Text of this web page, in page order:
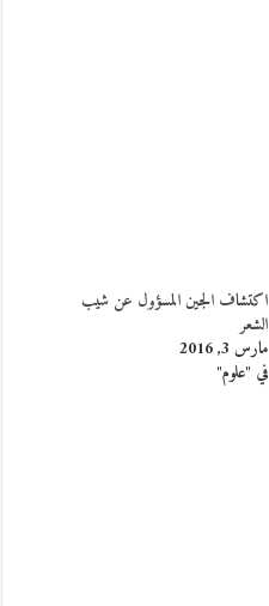
اكتشاف الجين المسؤول عن شيب
الشعر
مارس 3, 2016
في "علوم"